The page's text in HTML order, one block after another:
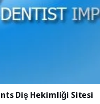
Diş Hekimliği Sitesi